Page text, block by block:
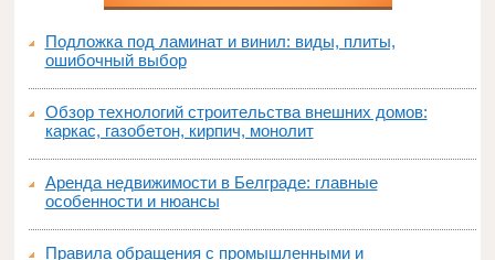
Подложка под ламинат и винил: виды, плиты,
ошибочный выбор
Обзор технологий строительства внешних домов:
каркас, газобетон, кирпич, монолит
Аренда недвижимости в Белграде: главные
особенности и нюансы
Правила обращения с промышленными и